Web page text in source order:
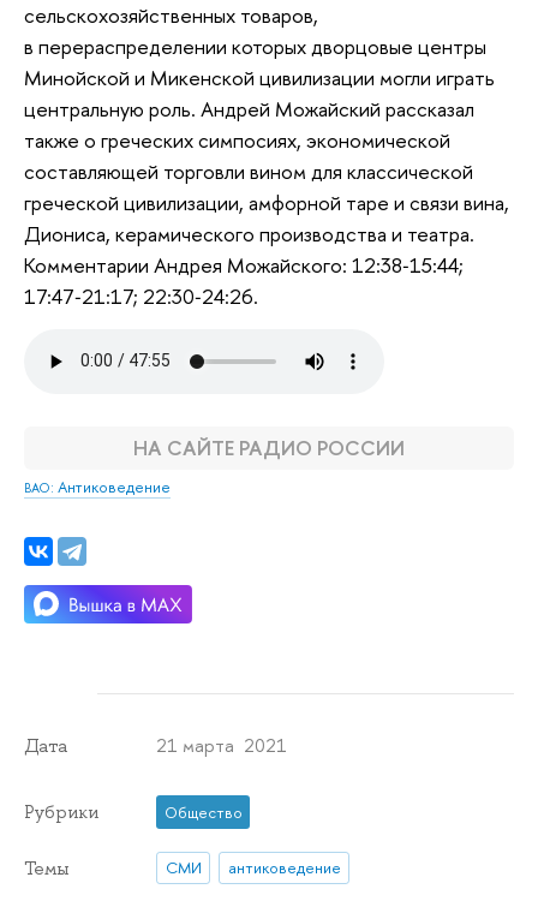
сельскохозяйственных товаров,
в перераспределении которых дворцовые центры
Минойской и Микенской цивилизации могли играть
центральную роль. Андрей Можайский рассказал
также о греческих симпосиях, экономической
составляющей торговли вином для классической
греческой цивилизации, амфорной таре и связи вина,
Диониса, керамического производства и театра.
Комментарии Андрея Можайского: 12:38‑15:44;
17:47‑21:17; 22:30‑24:26.
НА САЙТЕ РАДИО РОССИИ
ВАО: Антиковедение
Дата 21 марта 2021
Рубрики Общество
Темы СМИ антиковедение